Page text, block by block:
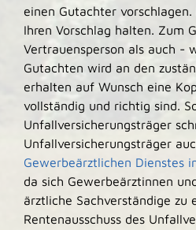
einen Gutachter
Ihren Vorschlag halten. Zum
Vertrauensperson als auch -
Gutachten wird an den
erhalten auf Wunsch eine
vollständig und richtig sind.
Unfallversicherungsträger
Unfallversicherungsträger
Gewerbeärztlichen Dienstes
da sich Gewerbeärztinnen
ärztliche Sachverständige zu
Rentenausschuss des